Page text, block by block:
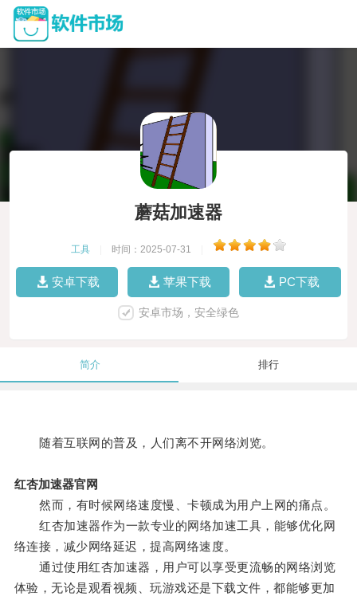
蘑菇加速器
工具 时间：2025-07-31
安卓下载 苹果下载 PC下载
安卓市场，安全绿色
简介 排行
随着互联网的普及，人们离不开网络浏览。
红杏加速器官网
然而，有时候网络速度慢、卡顿成为用户上网的痛点。
红杏加速器作为一款专业的网络加速工具，能够优化网
络连接，减少网络延迟，提高网络速度。
通过使用红杏加速器，用户可以享受更流畅的网络浏览
体验，无论是观看视频、玩游戏还是下载文件，都能够更加